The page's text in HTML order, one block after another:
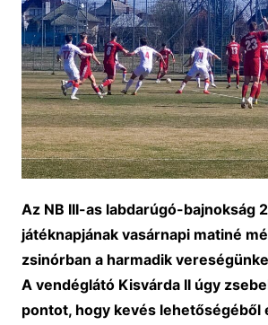
Az NB III-as labdarúgó-bajnokság
játéknapjának vasárnapi matiné
zsinórban a harmadik
A vendéglátó Kisvárda II úgy
pontot, hogy kevés lehetőségéből